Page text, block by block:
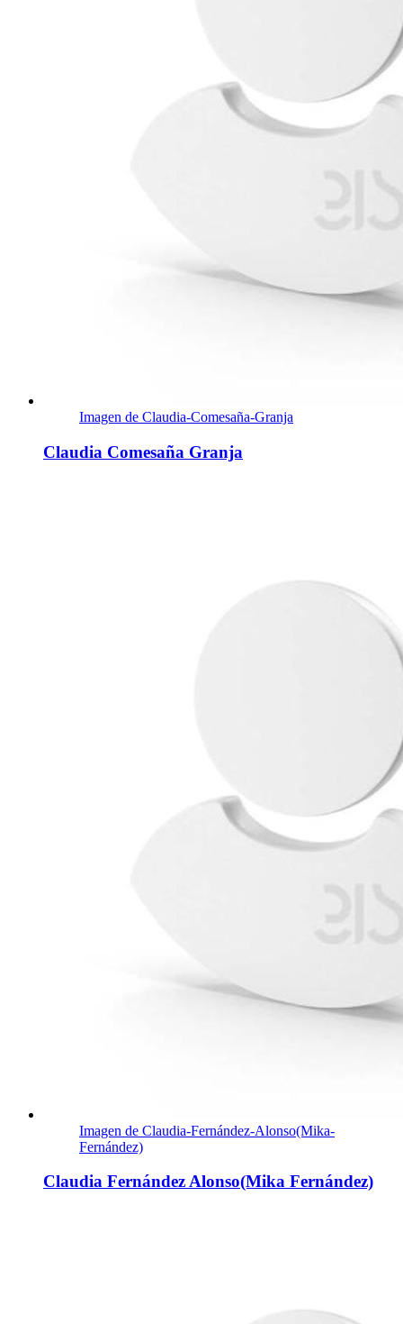
Imagen de Claudia-Comesaña-Granja
Claudia Comesaña Granja
Imagen de Claudia-Fernández-Alonso(Mika-
Fernández)
Claudia Fernández Alonso(Mika Fernández)